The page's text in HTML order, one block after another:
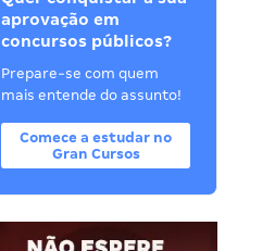
aprovação em
concursos públicos?
Prepare-se com quem
mais entende do assunto!
Comece a estudar no
Gran Cursos